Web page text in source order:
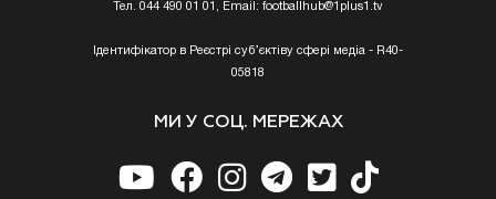
Тел. 044 490 01 01, Email: footballhub@1plus1.tv
Ідентифікатор в Реєстрі суб’єктіву сфері медіа - R40-
05818
МИ У СОЦ. МЕРЕЖАХ